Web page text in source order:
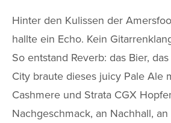
Hinter den Kulissen der
hallte ein Echo. Kein
So entstand Reverb: das Bier,
City braute dieses juicy Pale Ale
Cashmere und Strata CGX
Nachgeschmack, an Nachhall,